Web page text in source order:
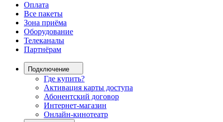
Оплата
Все пакеты
Зона приёма
Оборудование
Телеканалы
Партнёрам
Подключение
Где купить?
Активация карты доступа
Абонентский договор
Интернет-магазин
Онлайн-кинотеатр